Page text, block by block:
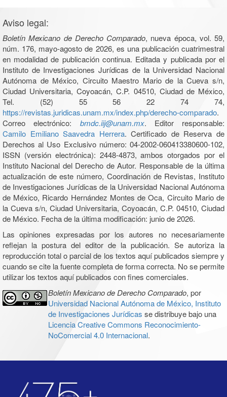
Aviso legal:
Boletín Mexicano de Derecho Comparado, nueva época, vol. 59,
núm. 176, mayo-agosto de 2026, es una publicación cuatrimestral
en modalidad de publicación continua. Editada y publicada por el
Instituto de Investigaciones Jurídicas de la Universidad Nacional
Autónoma de México, Circuito Maestro Mario de la Cueva s/n,
Ciudad Universitaria, Coyoacán, C.P. 04510, Ciudad de México,
Tel. (52) 55 56 22 74 74,
https://revistas.juridicas.unam.mx/index.php/derecho-comparado.
Correo electrónico: bmdc.iij@unam.mx. Editor responsable:
Camilo Emiliano Saavedra Herrera. Certificado de Reserva de
Derechos al Uso Exclusivo número: 04-2002-060413380600-102,
ISSN (versión electrónica): 2448-4873, ambos otorgados por el
Instituto Nacional del Derecho de Autor. Responsable de la última
actualización de este número, Coordinación de Revistas, Instituto
de Investigaciones Jurídicas de la Universidad Nacional Autónoma
de México, Ricardo Hernández Montes de Oca, Circuito Mario de
la Cueva s/n, Ciudad Universitaria, Coyoacán, C.P. 04510, Ciudad
de México. Fecha de la última modificación: junio de 2026.
Las opiniones expresadas por los autores no necesariamente
reflejan la postura del editor de la publicación. Se autoriza la
reproducción total o parcial de los textos aquí publicados siempre y
cuando se cite la fuente completa de forma correcta. No se permite
utilizar los textos aquí publicados con fines comerciales.
Boletín Mexicano de Derecho Comparado, por
Universidad Nacional Autónoma de México, Instituto
de Investigaciones Jurídicas se distribuye bajo una
Licencia Creative Commons Reconocimiento-
NoComercial 4.0 Internacional.